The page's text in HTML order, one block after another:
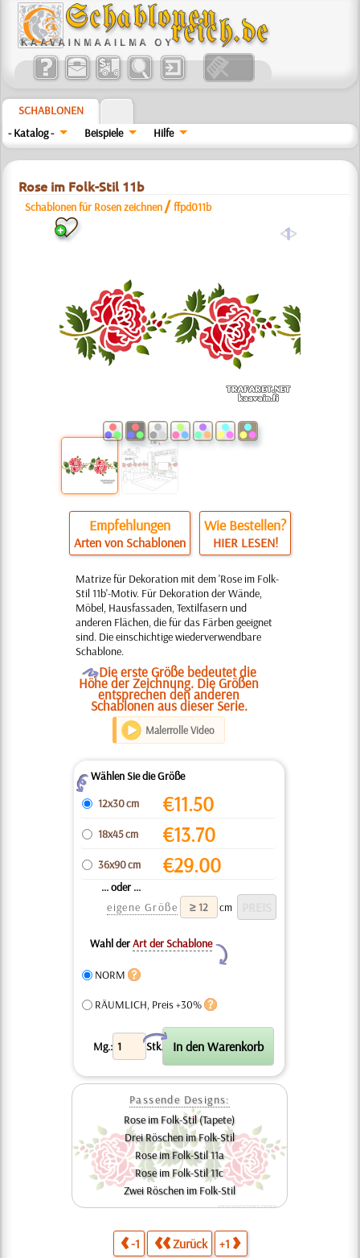
SCHABLONEN
- Katalog -
Beispiele Hilfe
Rose im Folk-Stil 11b
Schablonen für Rosen zeichnen /ffpd011b
a
Empfehlungen
Arten von Schablonen
Wie Bestellen?
HIER LESEN!
Matrize für Dekoration mit dem 'Rose im Folk-
Stil 11b'-Motiv. Für Dekoration der Wände,
Möbel, Hausfassaden, Textilfasern und
anderen Flächen, die für das Färben geeignet
sind. Die einschichtige wiederverwendbare
Schablone.
ODie erste Größe bedeutet die
Höhe der Zeichnung. Die Größen
entsprechen den anderen
Schablonen aus dieser Serie.
Malerrolle Video
ZWählen Sie die Größe
12x30 cm
€11.50
18x45 cm €13.70
36x90 cm €29.00
... oder ...
eigene Größe
cm
Wahl derArt der Schablone
Y
NORM
RÄUMLICH, Preis +30%
Mg.: Stk.
X
Passende Designs:
Rose im Folk-Stil (Tapete)
Drei Röschen im Folk-Stil
Rose im Folk-Stil 11a
Rose im Folk-Stil 11c
Zwei Röschen im Folk-Stil
-1 Zurück +1